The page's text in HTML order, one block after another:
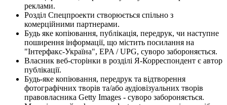
реклами.
Розділ Спецпроекти створюється спільно з
комерційними партнерами.
Будь яке копіювання, публікація, передрук, чи наступне
поширення інформації, що містить посилання на
"Інтерфакс-Україна", EPA / UPG, суворо забороняється.
Власник веб-сторінки в розділі Я-Корреспондент є автор
публікації.
Будь-яке копіювання, передрук та відтворення
фотографічних творів та/або аудіовізуальних творів
правовласника Getty Images - суворо забороняється.